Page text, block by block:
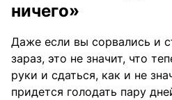
ничего»
Даже если вы сорвались и
зараз, это не значит, что
руки и сдаться, как и не
придется голодать пару